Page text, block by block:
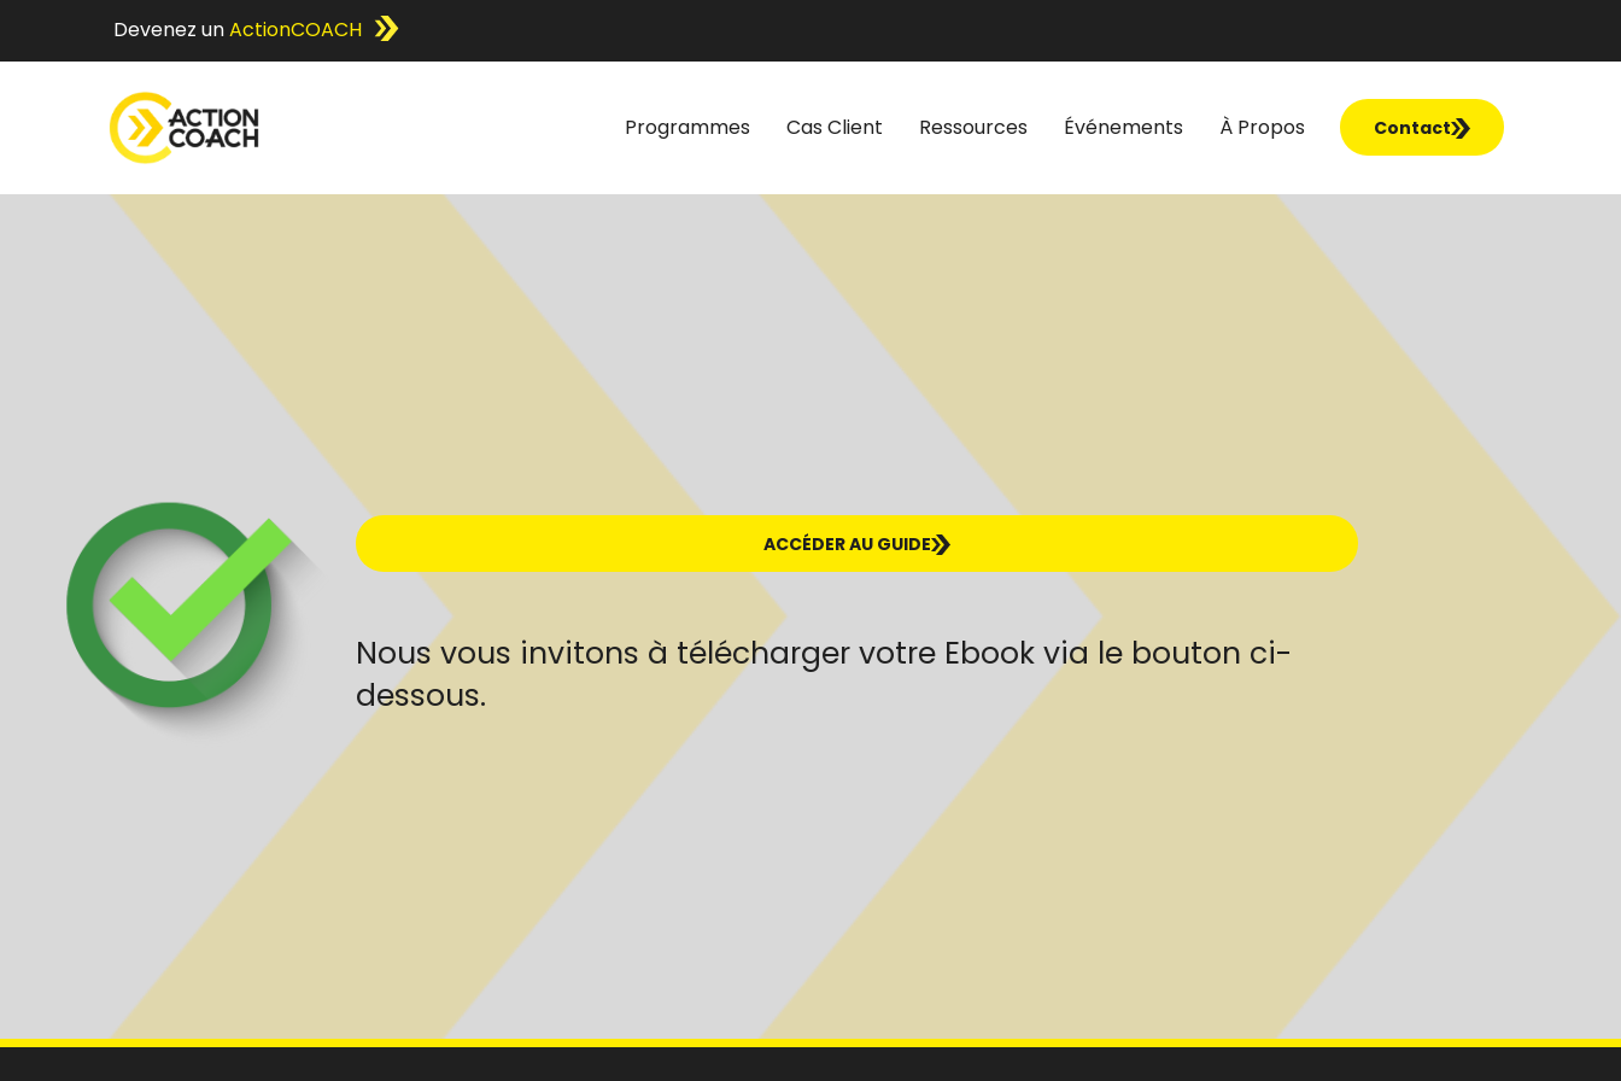
Devenez unActionCOACH
Programmes Cas Client Ressources Événements À Propos Contact
ACCÉDER AU GUIDE
Nous vous invitons à télécharger votre Ebook via le bouton ci-
dessous.